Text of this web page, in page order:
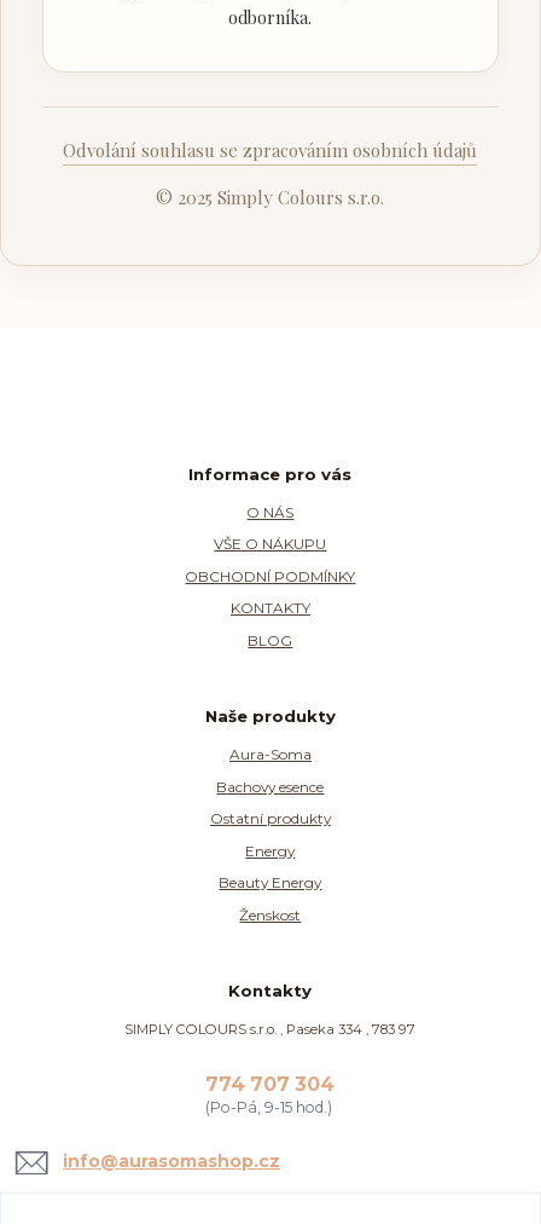
odborníka.
Odvolání souhlasu se zpracováním osobních údajů
© 2025 Simply Colours s.r.o.
Informace pro vás
O NÁS
VŠE O NÁKUPU
OBCHODNÍ PODMÍNKY
KONTAKTY
BLOG
Naše produkty
Aura-Soma
Bachovy esence
Ostatní produkty
Energy
Beauty Energy
Ženskost
Kontakty
SIMPLY COLOURS s.r.o. , Paseka 334 , 783 97
774 707 304
(Po-Pá, 9-15 hod.)
info@aurasomashop.cz